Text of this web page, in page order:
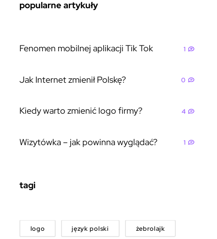
popularne artykuły
Fenomen mobilnej aplikacji Tik Tok 1
Jak Internet zmienił Polskę? 0
Kiedy warto zmienić logo firmy? 4
Wizytówka – jak powinna wyglądać? 1
tagi
logo język polski żebrolajk